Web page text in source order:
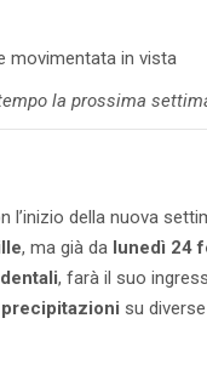
la prossima
l’inizio della nuova
, ma già da lunedì 24
, farà il suo
precipitazioni su